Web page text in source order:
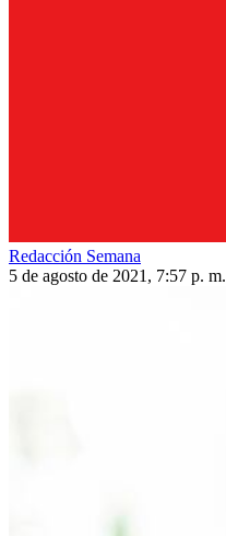
Redacción Semana
5 de agosto de 2021, 7:57 p. m.